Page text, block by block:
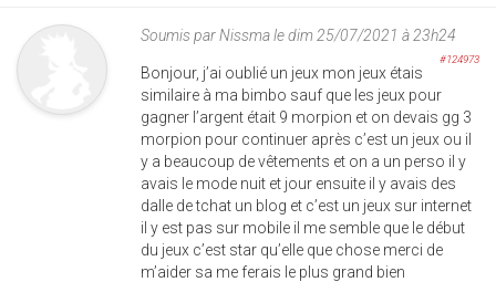
Soumis parNissmale dim 25/07/2021 à 23h24
#124973
Bonjour, j’ai oublié un jeux mon jeux étais
similaire à ma bimbo sauf que les jeux pour
gagner l’argent était 9 morpion et on devais gg 3
morpion pour continuer après c’est un jeux ou il
y a beaucoup de vêtements et on a un perso il y
avais le mode nuit et jour ensuite il y avais des
dalle de tchat un blog et c’est un jeux sur internet
il y est pas sur mobile il me semble que le début
du jeux c’est star qu’elle que chose merci de
m’aider sa me ferais le plus grand bien